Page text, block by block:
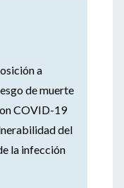
a
de muerte
COVID-19
del
la infección